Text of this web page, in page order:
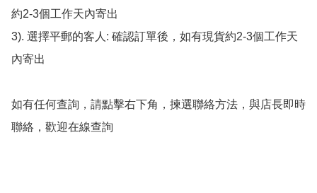
約2-3個工作天內寄出
3). 選擇平郵的客人: 確認訂單後，如有現貨約2-3個工作天
內寄出
如有任何查詢，請點擊右下角，揀選聯絡方法，與店長即時
聯絡，歡迎在線查詢